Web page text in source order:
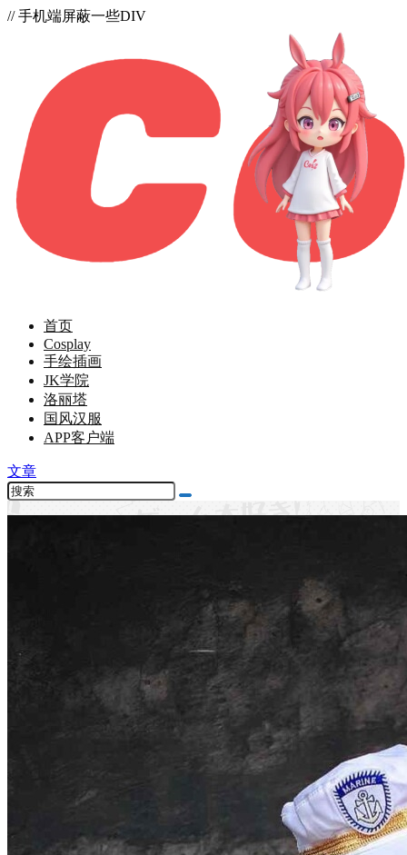
// 手机端屏蔽一些DIV
首页
Cosplay
手绘插画
JK学院
洛丽塔
国风汉服
APP客户端
文章